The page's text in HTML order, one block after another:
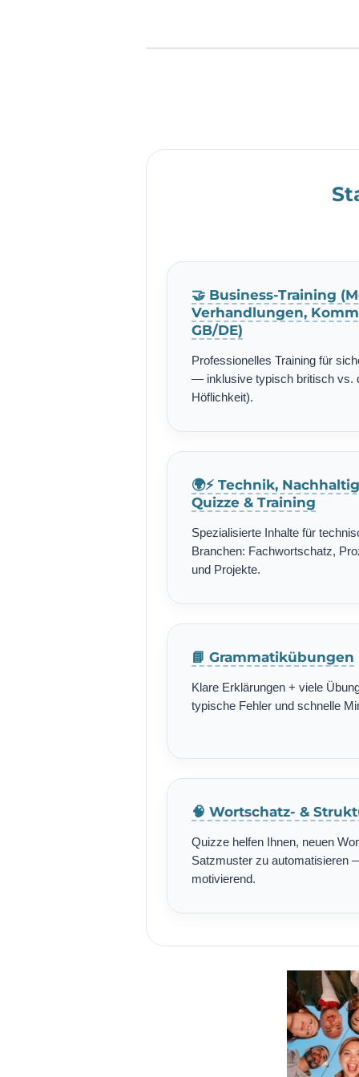
🤝 Business-Training
Verhandlungen,
GB/DE)
Professionelles Training für
— inklusive typisch britisch vs.
Höflichkeit).
🌍⚡ Technik,
Quizze & Training
Spezialisierte Inhalte für
Branchen: Fachwortschatz,
und Projekte.
📘 Grammatikübungen
Klare Erklärungen + viele
typische Fehler und schnelle
🧠 Wortschatz- &
Quizze helfen Ihnen, neuen
Satzmuster zu automatisieren
motivierend.